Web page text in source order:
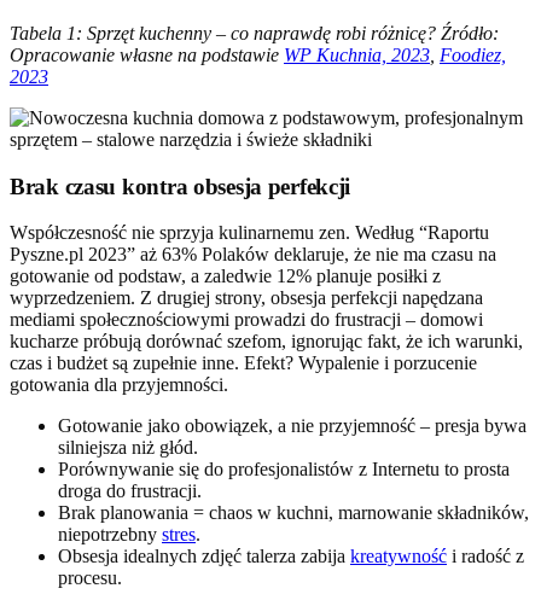
Tabela 1: Sprzęt kuchenny – co naprawdę robi różnicę? Źródło:
Opracowanie własne na podstawie WP Kuchnia, 2023 Foodiez,
2023
Brak czasu kontra obsesja perfekcji
Współczesność nie sprzyja kulinarnemu zen. Według “Raportu
Pyszne.pl 2023” aż 63% Polaków deklaruje, że nie ma czasu na
gotowanie od podstaw, a zaledwie 12% planuje posiłki z
wyprzedzeniem. Z drugiej strony, obsesja perfekcji napędzana
mediami społecznościowymi prowadzi do frustracji – domowi
kucharze próbują dorównać szefom, ignorując fakt, że ich warunki,
czas i budżet są zupełnie inne. Efekt? Wypalenie i porzucenie
gotowania dla przyjemności.
Gotowanie jako obowiązek, a nie przyjemność – presja bywa
silniejsza niż głód.
Porównywanie się do profesjonalistów z Internetu to prosta
droga do frustracji.
Brak planowania = chaos w kuchni, marnowanie składników,
niepotrzebny stres.
Obsesja idealnych zdjęć talerza zabija kreatywność i radość z
procesu.